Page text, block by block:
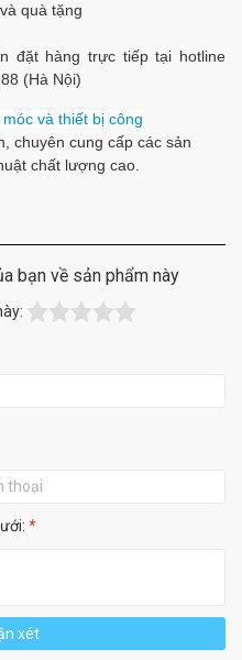
quà tặng
đặt hàng trực tiếp tại hotline
(Hà Nội)
và thiết bị công
chuyên cung cấp các sản
chất lượng cao.
bạn về sản phẩm này
*
xét